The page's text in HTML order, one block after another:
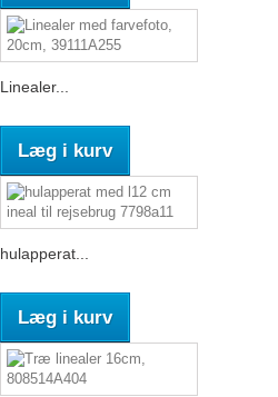
Linealer...
Læg i kurv
hulapperat...
Læg i kurv